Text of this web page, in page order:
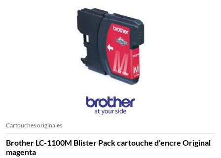
Cartouches originales
Brother LC-1100M Blister Pack cartouche d'encre Original
magenta